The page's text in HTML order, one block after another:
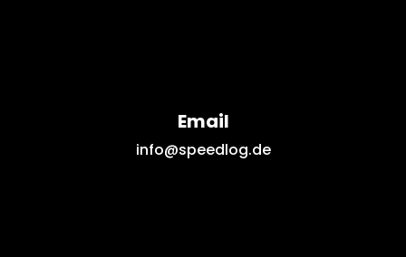
Email
info@speedlog.de